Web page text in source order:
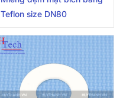
Teflon size DN80